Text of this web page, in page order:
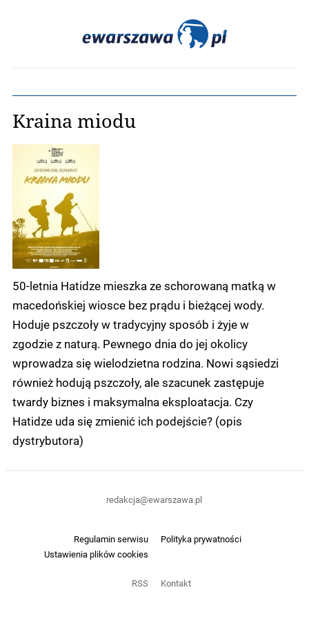
Kraina miodu
50-letnia Hatidze mieszka ze schorowaną matką w
macedońskiej wiosce bez prądu i bieżącej wody.
Hoduje pszczoły w tradycyjny sposób i żyje w
zgodzie z naturą. Pewnego dnia do jej okolicy
wprowadza się wielodzietna rodzina. Nowi sąsiedzi
również hodują pszczoły, ale szacunek zastępuje
twardy biznes i maksymalna eksploatacja. Czy
Hatidze uda się zmienić ich podejście? (opis
dystrybutora)
Regulamin serwisu
Polityka prywatności
Ustawienia plików cookies
RSS Kontakt
redakcja@ewarszawa.pl